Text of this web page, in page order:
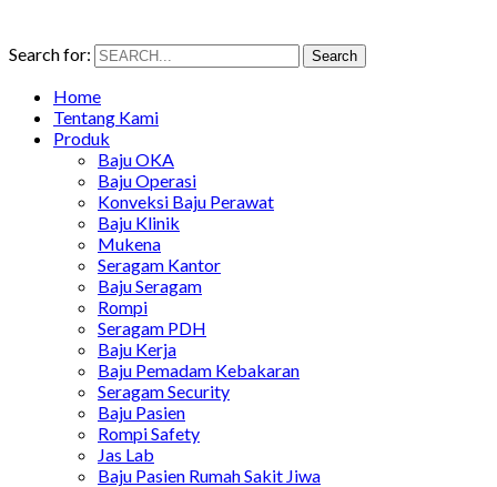
Search for: Search
Home
Tentang Kami
Produk
Baju OKA
Baju Operasi
Konveksi Baju Perawat
Baju Klinik
Mukena
Seragam Kantor
Baju Seragam
Rompi
Seragam PDH
Baju Kerja
Baju Pemadam Kebakaran
Seragam Security
Baju Pasien
Rompi Safety
Jas Lab
Baju Pasien Rumah Sakit Jiwa